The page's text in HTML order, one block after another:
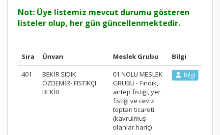
Not: Üye listemiz mevcut durumu gösteren
listeler olup, her gün güncellenmektedir.
Sıra Ünvan Meslek Grubu
Bilgi
401
BEKİR SIDIK
ÖZDEMİR- FISTIKÇI
BEKİR
01 NOLU MESLEK
GRUBU - Fındık,
antep fıstığı, yer
fıstığı ve ceviz
toptan ticareti
(kavrulmuş
olanlar hariç)
Bilgi